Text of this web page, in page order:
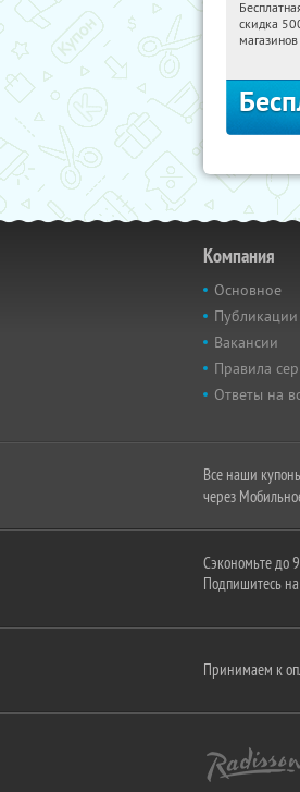
Россия
скидка
Компания
Основное
Вакансии
Правила
Ответы на
Все наши
через
Сэкономьте до
Подпишитесь
Принимаем к